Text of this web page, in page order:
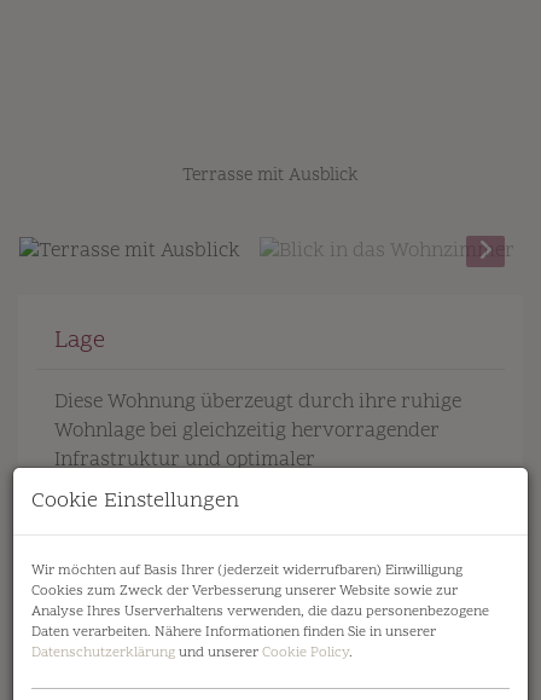
Terrasse mit Ausblick
Lage
Diese Wohnung überzeugt durch ihre ruhige
Wohnlage bei gleichzeitig hervorragender
Infrastruktur und optimaler
Verkehrsanbindung. In nur etwa 10
Gehminuten erreichen Sie die U-Bahn-Station
schnelle Verbindung in die Wiener Innenstadt
bietet.
Darüber hinaus befindet sich die
Straßenbahnlinie 25 (Station
Cookie Einstellungen
Wir möchten auf Basis Ihrer (jederzeit widerrufbaren) Einwilligung
Cookies zum Zweck der Verbesserung unserer Website sowie zur
Analyse Ihres Userverhaltens verwenden, die dazu personenbezogene
Daten verarbeiten. Nähere Informationen finden Sie in unserer
Datenschutzerklärungund unsererCookie Policy.